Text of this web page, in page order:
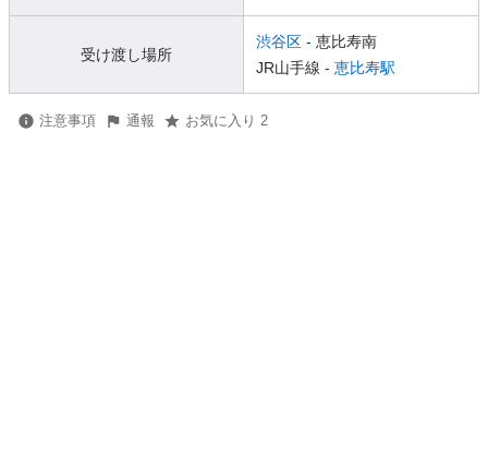
受け渡し場所
渋谷区 - 恵比寿南
JR山手線 - 恵比寿駅
注意事項 通報 お気に入り 2